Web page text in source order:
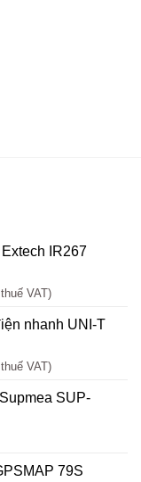
IR267
VAT)
nhanh UNI-T
VAT)
SUP-
79S